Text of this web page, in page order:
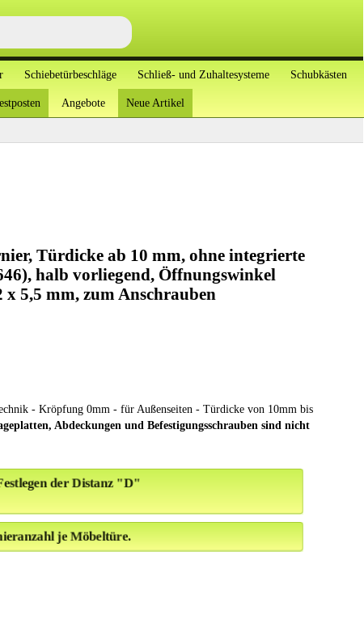
Schiebetürbeschläge Schließ- und Zuhaltesysteme Schubkästen
Angebote Neue Artikel
Türdicke ab 10 mm, ohne integrierte
halb vorliegend, Öffnungswinkel
5,5 mm, zum Anschrauben
- Kröpfung 0mm - für Außenseiten - Türdicke von 10mm bis
Abdeckungen und Befestigungsschrauben sind nicht
der Distanz "D"
je Möbeltüre.